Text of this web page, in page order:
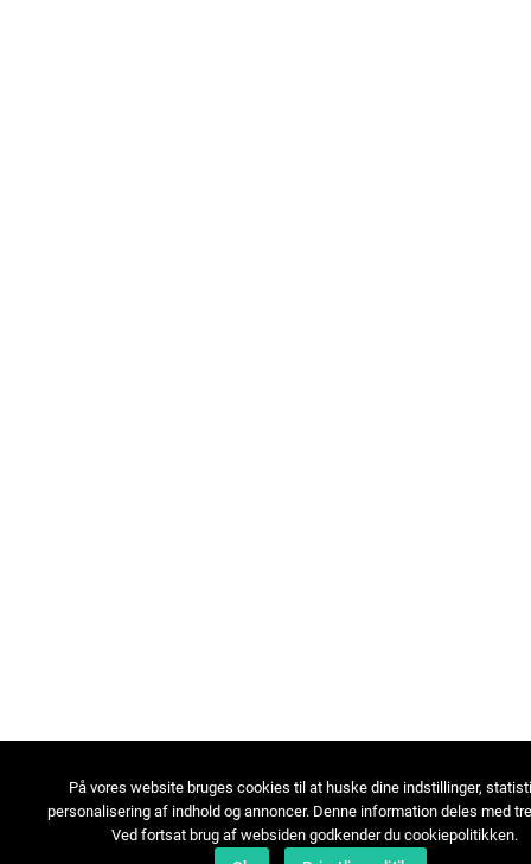
På vores website bruges cookies til at huske dine indstillinger,
personalisering af indhold og annoncer. Denne information deles med
Ved fortsat brug af websiden godkender du cookiepolitikken.